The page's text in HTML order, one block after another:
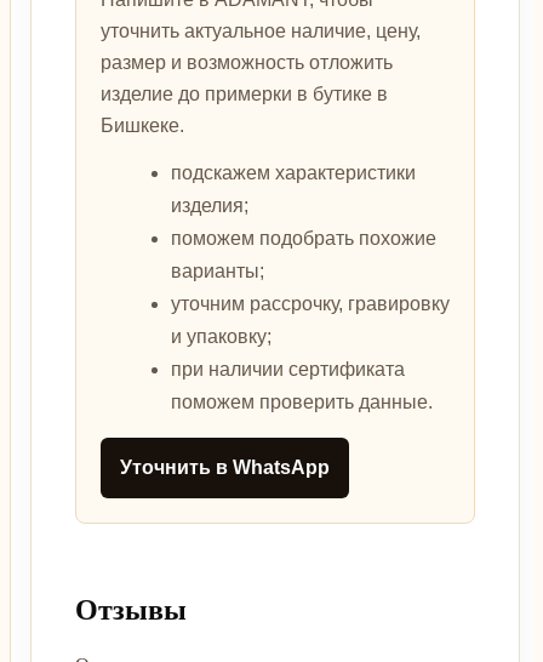
уточнить актуальное наличие, цену,
размер и возможность отложить
изделие до примерки в бутике в
Бишкеке.
подскажем характеристики
изделия;
поможем подобрать похожие
варианты;
уточним рассрочку, гравировку
и упаковку;
при наличии сертификата
поможем проверить данные.
Уточнить в WhatsApp
Отзывы